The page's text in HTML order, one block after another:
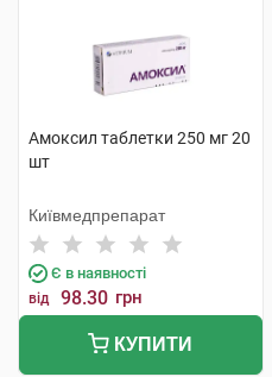
Амоксил таблетки 250 мг 20
шт
Київмедпрепарат
Є в наявності
від 98.30 грн
КУПИТИ